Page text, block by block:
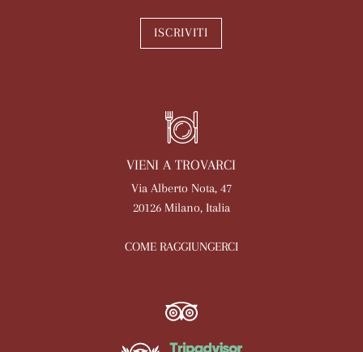
ISCRIVITI
VIENI A TROVARCI
Via Alberto Nota, 47
20126 Milano, Italia
COME RAGGIUNGERCI